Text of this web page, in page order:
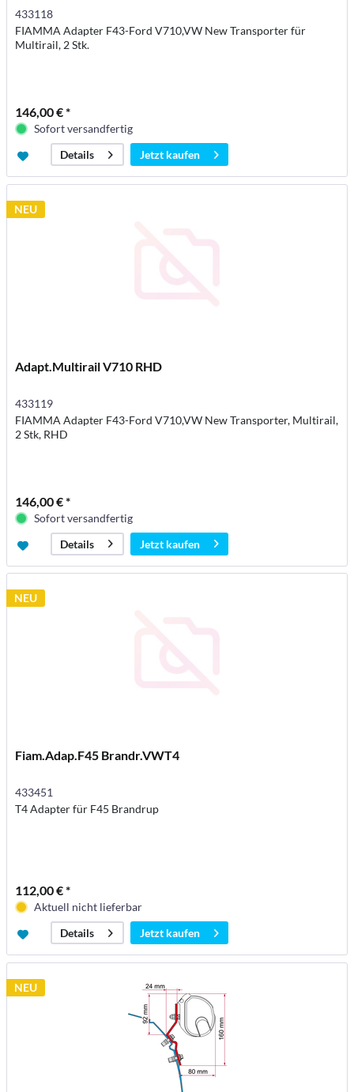
433118
FIAMMA Adapter F43-Ford V710,VW New Transporter für
Multirail, 2 Stk.
146,00 € *
Sofort versandfertig
Details
Jetzt kaufen
NEU
Adapt.Multirail V710 RHD
433119
FIAMMA Adapter F43-Ford V710,VW New Transporter, Multirail,
2 Stk, RHD
146,00 € *
Sofort versandfertig
Details
Jetzt kaufen
NEU
Fiam.Adap.F45 Brandr.VWT4
433451
T4 Adapter für F45 Brandrup
112,00 € *
Aktuell nicht lieferbar
Details
Jetzt kaufen
NEU